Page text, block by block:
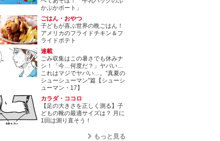
かぷかボート」
ごはん・おやつ
子どもが喜ぶ世界の晩ごはん！
アメリカのフライドチキン＆フ
ライドポテト
連載
ごみ収集はこの暑さでも休みナ
シ！「今…何度だ？」ヤバい…
これはマジでヤバい…。“真夏の
シューシューマン”篇【シューシ
ューマン・17】
カラダ・ココロ
【足の大きさを正しく測る】子
どもの靴の最適サイズは？ 月に
1回は測り直そう！
もっと見る